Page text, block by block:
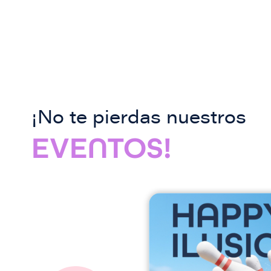
¡No te pierdas nuestros
EVENTOS!
I
g